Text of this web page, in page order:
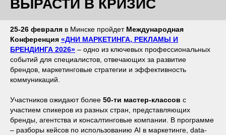
ВЫРАСТИ В КРИЗИС
25-26 февраля в Минске пройдет Международная
Конференция «ДНИ МАРКЕТИНГА, РЕКЛАМЫ И
БРЕНДИНГА 2026» – одно из ключевых профессиональных
событий для специалистов, отвечающих за развитие
брендов, маркетинговые стратегии и эффективность
коммуникаций.
Участников ожидают более 50-ти мастер-классов с
участием спикеров из разных стран, представляющих
бренды, агентства и консалтинговые компании. В программе
– разборы кейсов по использованию AI в маркетинге, data-